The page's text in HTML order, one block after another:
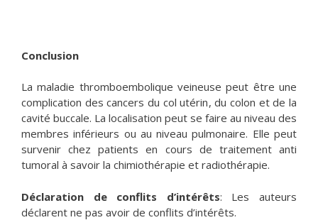
Conclusion
La maladie thromboembolique veineuse peut être une
complication des cancers du col utérin, du colon et de la
cavité buccale. La localisation peut se faire au niveau des
membres inférieurs ou au niveau pulmonaire. Elle peut
survenir chez patients en cours de traitement anti
tumoral à savoir la chimiothérapie et radiothérapie.
Déclaration de conflits d’intérêts: Les auteurs
déclarent ne pas avoir de conflits d’intérêts.